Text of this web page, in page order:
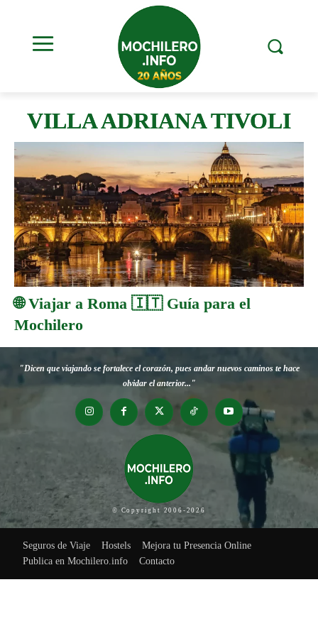
VILLA ADRIANA TIVOLI
🌐 Viajar a Roma 🇮🇹 Guía para el
Mochilero
"Dicen que viajando se fortalece el corazón, pues andar nuevos caminos te hace
olvidar el anterior..."
© Copyright 2006-2026
Seguros de Viaje Hostels
Mejora tu Presencia Online
Publica en Mochilero.info
Contacto